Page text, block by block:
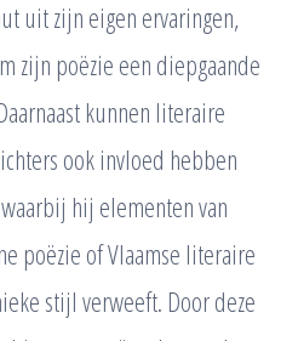
uit zijn eigen ervaringen,
zijn poëzie een diepgaande
kunnen literaire
ook invloed hebben
hij elementen van
poëzie of Vlaamse literaire
stijl verweeft. Door deze